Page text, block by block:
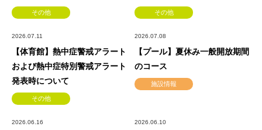
その他 その他
2026.07.11
【体育館】熱中症警戒アラート
および熱中症特別警戒アラート
発表時について
その他
2026.07.08
【プール】夏休み一般開放期間
のコース
施設情報
2026.06.16 2026.06.10